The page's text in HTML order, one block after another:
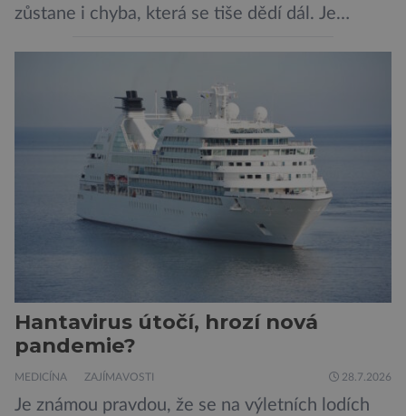
zůstane i chyba, která se tiše dědí dál. Je
jednou rozhodnout o zdraví jeho dítěte. Právě
to je případ řady dědičných onemocnění,
například cystické fibrózy, […]
Hantavirus útočí, hrozí nová
pandemie?
MEDICÍNA ZAJÍMAVOSTI 28.7.2026
Je známou pravdou, že se na výletních lodích